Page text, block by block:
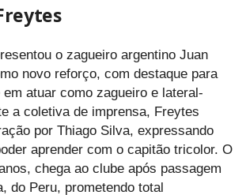
o zagueiro argentino Juan
novo reforço, com destaque para
atuar como zagueiro e lateral-
a coletiva de imprensa, Freytes
por Thiago Silva, expressando
aprender com o capitão tricolor. O
chega ao clube após passagem
do Peru, prometendo total